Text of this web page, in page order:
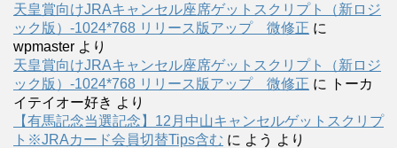
天皇賞向けJRAキャンセル座席ゲットスクリプト（新ロジ
ック版）-1024*768 リリース版アップ 微修正 に
wpmaster より
天皇賞向けJRAキャンセル座席ゲットスクリプト（新ロジ
ック版）-1024*768 リリース版アップ 微修正 に
トーカ
イテイオー好き より
【有馬記念当選記念】12月中山キャンセルゲットスクリプ
ト※JRAカード会員切替Tips含む に よう より